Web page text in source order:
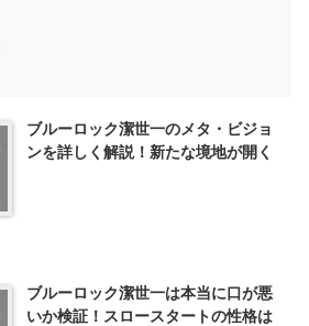
ブルーロック潔世一のメタ・ビジョ
ンを詳しく解説！新たな境地が開く
ブルーロック潔世一は本当に口が悪
いか検証！スロースタートの性格は